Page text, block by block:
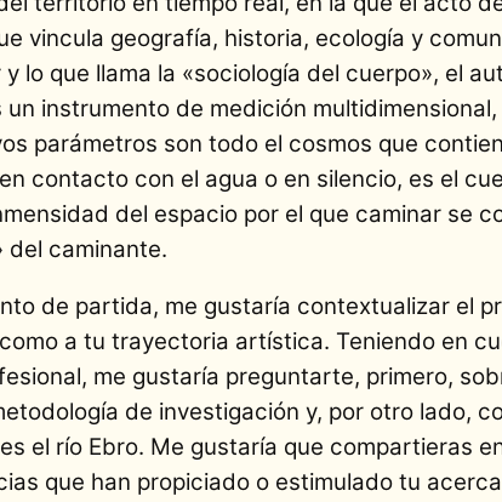
vincula geografía, historia, ecología y
lo que llama la «sociología del cuerpo», el
instrumento de medición
parámetros son todo el cosmos que
contacto con el agua o en silencio, es el
del espacio por el que caminar se
del caminante.
de partida, me gustaría contextualizar el
a tu trayectoria artística. Teniendo en
me gustaría preguntarte, primero,
de investigación y, por otro lado,
el río Ebro. Me gustaría que compartieras
que han propiciado o estimulado tu